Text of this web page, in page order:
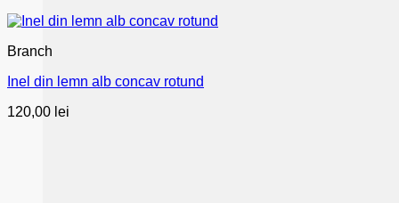
Branch
Inel din lemn alb concav rotund
120,00 lei